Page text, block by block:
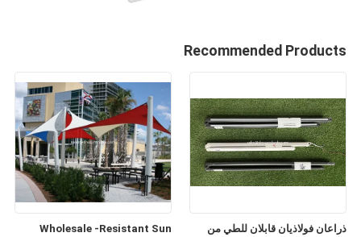
Recommended Products
Wholesale -Resistant Sun
ذراعان فولاذيان قابلان للطي من